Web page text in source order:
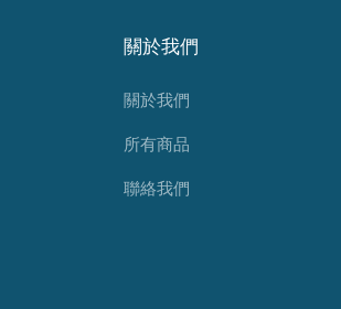
關於我們
關於我們
所有商品
聯絡我們